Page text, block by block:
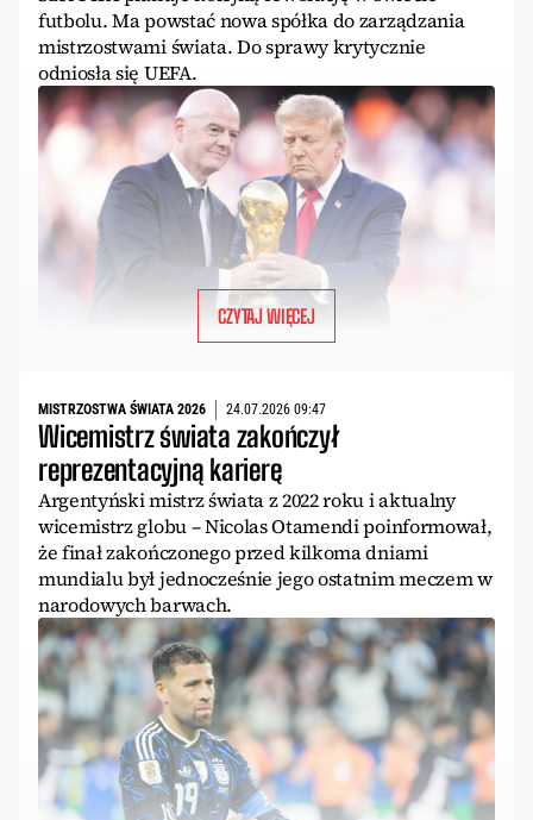
futbolu. Ma powstać nowa spółka do zarządzania
mistrzostwami świata. Do sprawy krytycznie
odniosła się UEFA.
CZYTAJ WIĘCEJ
MISTRZOSTWA ŚWIATA 2026 24.07.2026 09:47
Wicemistrz świata zakończył
reprezentacyjną karierę
Argentyński mistrz świata z 2022 roku i aktualny
wicemistrz globu – Nicolas Otamendi poinformował,
że finał zakończonego przed kilkoma dniami
mundialu był jednocześnie jego ostatnim meczem w
narodowych barwach.